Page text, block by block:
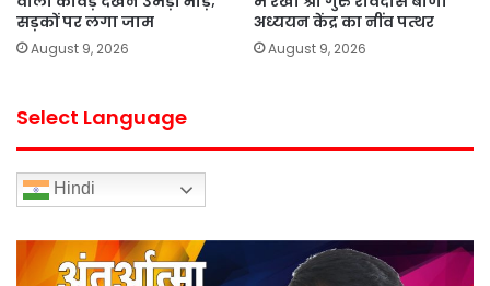
सड़कों पर लगा जाम
August 9, 2026
अध्ययन केंद्र का नींव पत्थर
August 9, 2026
Select Language
Hindi